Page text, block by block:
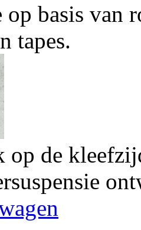
op basis van
tapes.
de